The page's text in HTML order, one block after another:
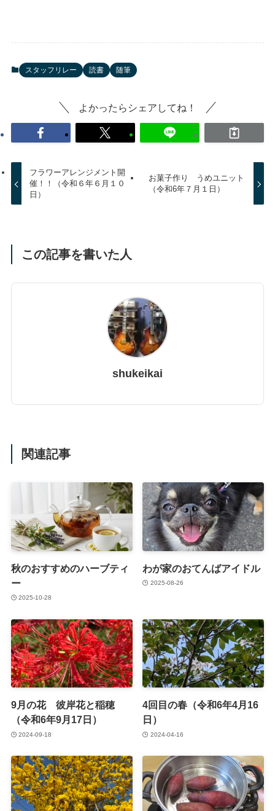
スタッフリレー 読書 随筆
よかったらシェアしてね！
フラワーアレンジメント開
催！！（令和６年６月１０
日）
お菓子作り うめユニット
（令和6年７月１日）
この記事を書いた人
shukeikai
関連記事
秋のおすすめのハーブティ
ー
2025-10-28
わが家のおてんばアイドル
2025-08-26
9月の花 彼岸花と稲穂
（令和6年9月17日）
2024-09-18
4回目の春（令和6年4月16
日）
2024-04-16